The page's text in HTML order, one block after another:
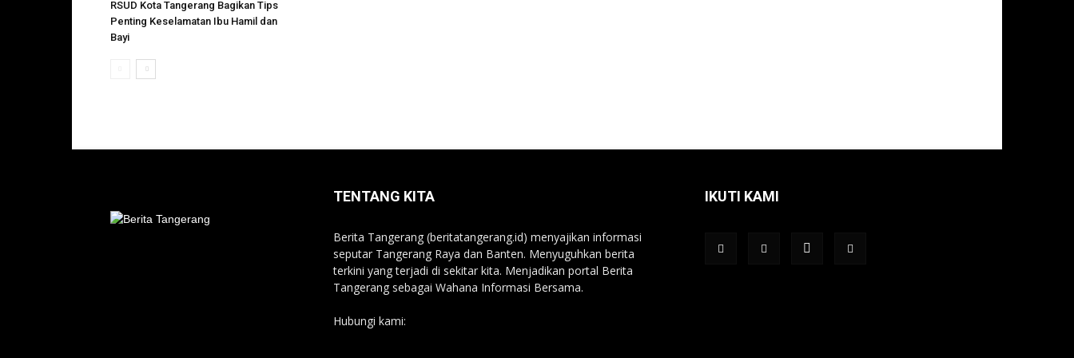
RSUD Kota Tangerang Bagikan Tips
Penting Keselamatan Ibu Hamil dan
Bayi
TENTANG KITA
Berita Tangerang (beritatangerang.id) menyajikan informasi
seputar Tangerang Raya dan Banten. Menyuguhkan berita
terkini yang terjadi di sekitar kita. Menjadikan portal Berita
Tangerang sebagai Wahana Informasi Bersama.
Hubungi kami:
IKUTI KAMI